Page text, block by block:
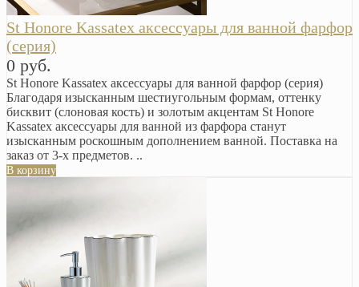
St Honore Kassatex аксессуары для ванной фарфор
(серия)
0 руб.
St Honore Kassatex аксессуары для ванной фарфор (серия)
Благодаря изысканным шестиугольным формам, оттенку
бисквит (слоновая кость) и золотым акцентам St Honore
Kassatex аксессуары для ванной из фарфора станут
изысканным роскошным дополнением ванной. Поставка на
заказ от 3-х предметов. ..
В корзину